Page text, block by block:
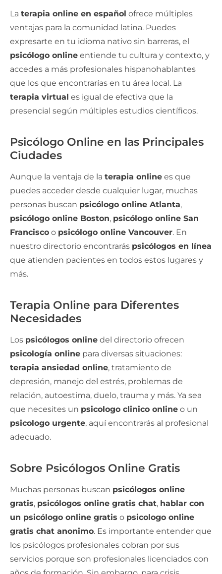
La terapia online en español ofrece múltiples
ventajas para la comunidad latina. Puedes
expresarte en tu idioma nativo sin barreras, el
psicólogo online entiende tu cultura y contexto, y
accedes a más profesionales hispanohablantes
que los que encontrarías en tu área local. La
terapia virtual es igual de efectiva que la
presencial según múltiples estudios científicos.
Psicólogo Online en las Principales
Ciudades
Aunque la ventaja de la terapia online es que
puedes acceder desde cualquier lugar, muchas
personas buscan psicólogo online Atlanta,
psicólogo online Boston, psicólogo online San
Francisco o psicólogo online Vancouver. En
nuestro directorio encontrarás psicólogos en línea
que atienden pacientes en todos estos lugares y
más.
Terapia Online para Diferentes
Necesidades
Los psicólogos online del directorio ofrecen
psicología online para diversas situaciones:
terapia ansiedad online, tratamiento de
depresión, manejo del estrés, problemas de
relación, autoestima, duelo, trauma y más. Ya sea
que necesites un psicologo clinico online o un
psicologo urgente, aquí encontrarás al profesional
adecuado.
Sobre Psicólogos Online Gratis
Muchas personas buscan psicólogos online
gratis, psicólogos online gratis chat, hablar con
un psicólogo online gratis o psicologo online
gratis chat anonimo. Es importante entender que
los psicólogos profesionales cobran por sus
servicios porque son profesionales licenciados con